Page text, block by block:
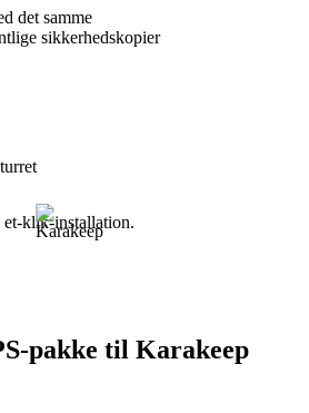
det samme
sikkerhedskopier
pakke til Karakeep